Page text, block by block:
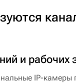
и рабочих
IP-камеры